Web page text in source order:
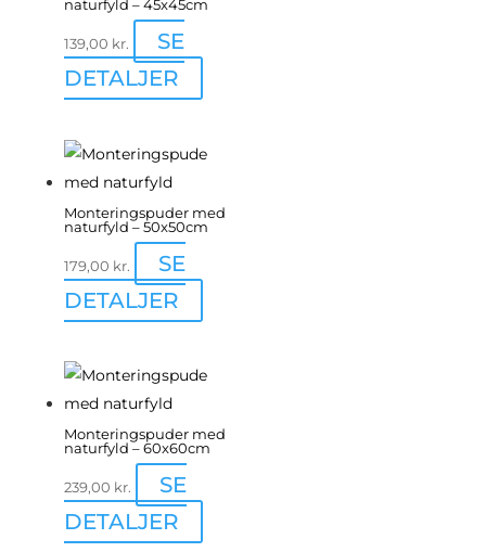
naturfyld – 45x45cm
139,00 kr.
SE
DETALJER
Monteringspuder med
naturfyld – 50x50cm
179,00 kr.
SE
DETALJER
Monteringspuder med
naturfyld – 60x60cm
239,00 kr.
SE
DETALJER